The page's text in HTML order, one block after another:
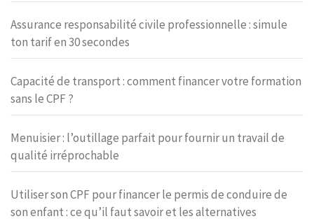
Assurance responsabilité civile professionnelle : simule
ton tarif en 30 secondes
Capacité de transport : comment financer votre formation
sans le CPF ?
Menuisier : l’outillage parfait pour fournir un travail de
qualité irréprochable
Utiliser son CPF pour financer le permis de conduire de
son enfant : ce qu’il faut savoir et les alternatives